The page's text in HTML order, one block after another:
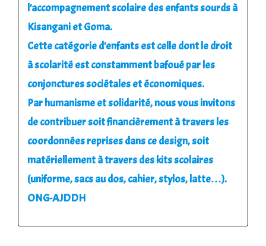
l'accompagnement scolaire des enfants sourds à
Kisangani et Goma.
Cette catégorie d'enfants est celle dont le droit
à scolarité est constamment bafoué par les
conjonctures sociétales et économiques.
Par humanisme et solidarité, nous vous invitons
de contribuer soit financièrement à travers les
coordonnées reprises dans ce design, soit
matériellement à travers des kits scolaires
(uniforme, sacs au dos, cahier, stylos, latte…).
ONG-AJDDH